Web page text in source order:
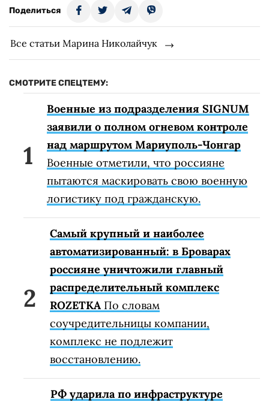
Поделиться
Все статьи Марина Николайчук
СМОТРИТЕ СПЕЦТЕМУ:
Военные из подразделения SIGNUM
заявили о полном огневом контроле
над маршрутом Мариуполь-Чонгар
Военные отметили, что россияне
пытаются маскировать свою военную
логистику под гражданскую.
Самый крупный и наиболее
автоматизированный: в Броварах
россияне уничтожили главный
распределительный комплекс
ROZETKA По словам
соучредительницы компании,
комплекс не подлежит
восстановлению.
РФ ударила по инфраструктуре